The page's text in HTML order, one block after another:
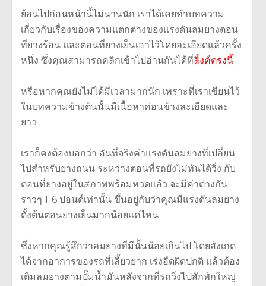
ย้อนไปก่อนหน้านี้ไม่นานนัก เราได้เคยทำบทความ
เกี่ยวกับเรื่องของความแตกต่างของแรงดันลมยางตอน
ที่ยางร้อน และตอนที่ยางเย็นเอาไว้โดยละเอียดแล้วครั้ง
หนึ่ง ซึ่งคุณสามารถคลิกเข้าไปอ่านกันได้ที่ลิ้งค์ตรงนี้
หรือหากคุณยังไม่ได้มีเวลามากนัก เพราะที่เราเขียนไว้
ในบทความข้างต้นนั้นมีเนื้อหาค่อนข้างละเอียดและ
ยาว
เราก็คงต้องบอกว่า อันที่จริงค่าแรงดันลมยางที่เปลี่ยน
ไปสำหรับยางถนน ระหว่างตอนที่รถยังไม่ทันได้วิ่ง กับ
ตอนที่ยางอยู่ในสภาพพร้อมหวดแล้ว จะมีค่าต่างกัน
ราวๆ 1-6 ปอนด์เท่านั้น ขึ้นอยู่กับว่าคุณมีแรงดันลมยาง
ตั้งต้นตอนยางเย็นมากน้อยแค่ไหน
ซึ่งหากคุณรู้สึกว่าลมยางที่มีนั้นน้อยเกินไป โดยสังเกต
ได้จากอาการของรถที่เลี้ยวยาก เร่งอืดผิดปกติ แล้วต้อง
เติมลมยางตามปั๊มน้ำมันหลังจากที่รถวิ่งไปสักพักใหญ่